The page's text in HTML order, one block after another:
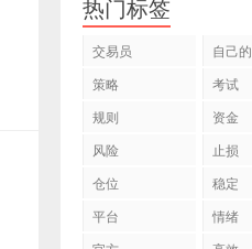
热门标签
交易员 自己的
策略
考试
规则
资金
风险
止损
仓位
稳定
平台
情绪